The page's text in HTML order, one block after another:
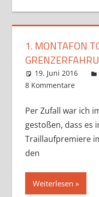
1. MONTAFON
19. Juni 2016
8 Kommentare
Per Zufall war ich
gestoßen, dass es
Traillaufpremiere
den
Weiterlesen